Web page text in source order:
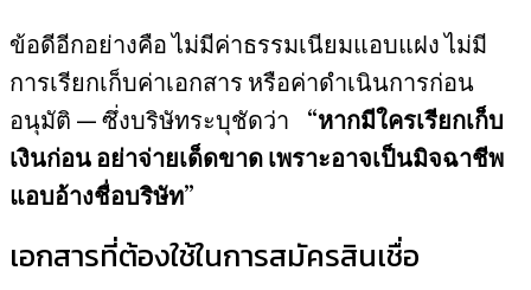
ข้อดีอีกอย่างคือ ไม่มีค่าธรรมเนียมแอบแฝง ไม่มี
การเรียกเก็บค่าเอกสาร หรือค่าดำเนินการก่อน
อนุมัติ — ซึ่งบริษัทระบุชัดว่า “หากมีใครเรียกเก็บ
เงินก่อน อย่าจ่ายเด็ดขาด เพราะอาจเป็นมิจฉาชีพ
แอบอ้างชื่อบริษัท”
เอกสารที่ต้องใช้ในการสมัครสินเชื่อ